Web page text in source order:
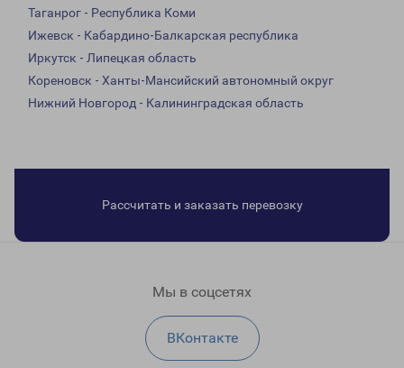
Таганрог - Республика Коми
Ижевск - Кабардино-Балкарская республика
Иркутск - Липецкая область
Кореновск - Ханты-Мансийский автономный округ
Нижний Новгород - Калининградская область
Рассчитать и заказать перевозку
Мы в соцсетях
ВКонтакте